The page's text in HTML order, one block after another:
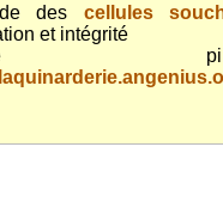
des cellules
et intégrité